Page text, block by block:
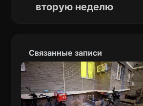
вторую неделю
Связанные записи